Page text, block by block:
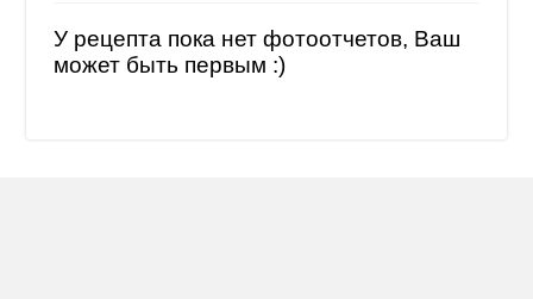
У рецепта пока нет фотоотчетов, Ваш
может быть первым :)